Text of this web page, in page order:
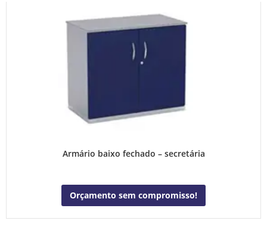
Armário baixo fechado – secretária
Orçamento sem compromisso!